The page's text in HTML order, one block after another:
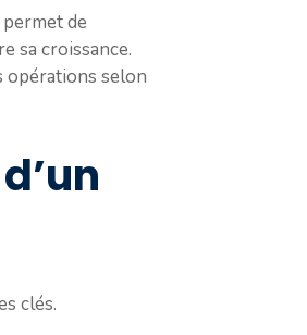
de
sa croissance.
opérations selon
clés.